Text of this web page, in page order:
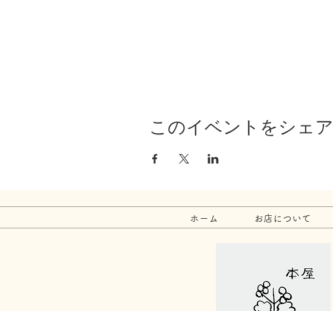
このイベントをシェア
ホーム お店について